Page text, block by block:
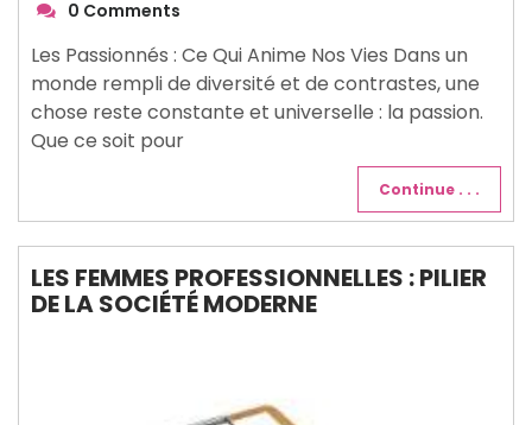
0 Comments
Les Passionnés : Ce Qui Anime Nos Vies Dans un
monde rempli de diversité et de contrastes, une
chose reste constante et universelle : la passion.
Que ce soit pour
Continue . . .
LES FEMMES PROFESSIONNELLES : PILIER
DE LA SOCIÉTÉ MODERNE